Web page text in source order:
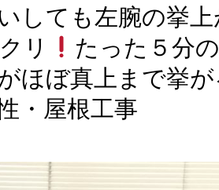
しても左腕の挙上
リ
たった５分
ほぼ真上まで挙が
・屋根工事